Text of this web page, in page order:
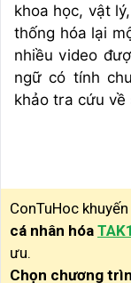
khoa học, vật
thống hóa lại
nhiều video
ngữ có tính
khảo tra cứu về
ConTuHoc
cá nhân hóa
ưu.
Chọn chương